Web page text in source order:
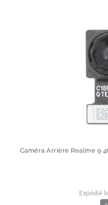
Caméra Arrière Realme 9
Expédié